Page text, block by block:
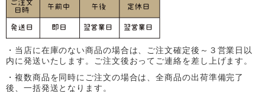
・当店に在庫のない商品の場合は、ご注文確定後～３営業日以
内に発送いたします。ご注文後おってご連絡を差し上げます。
・複数商品を同時にご注文の場合は、全商品の出荷準備完了
後、一括発送となります。